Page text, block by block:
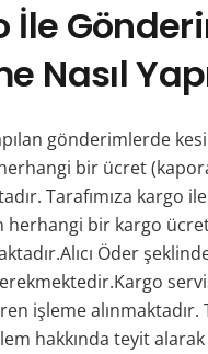
İle
Nasıl
gönderimlerde
bir ücret
Tarafımıza kargo
herhangi bir kargo
Öder
işleme alınmaktadır.
hakkında teyit